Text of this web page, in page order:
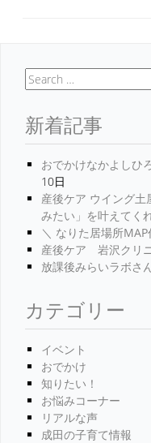
新着記事
おでかけなかよしひ
10日
産後ケア ウイング
みたい」を叶えてく
＼ なりた居場所MAP
産後ケア 岩沢クリ
放課後みらいラボさ
カテゴリー
イベント
おでかけ
知りたい！
お悩みコーナー
リアルな声
成田の子育て情報